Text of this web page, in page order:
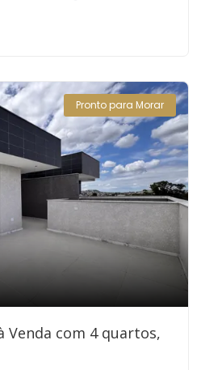
Pronto para Morar
Venda com 4 quartos,